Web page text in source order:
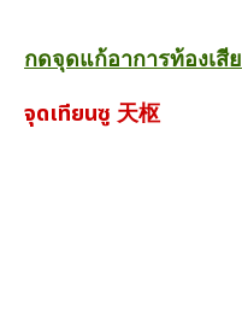
กดจุดแก้อาการท้องเสีย
จุดเทียนซู 天枢